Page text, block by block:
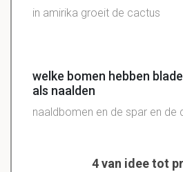
in amirika groeit de cactus
welke bomen hebben
als naalden
naaldbomen en de spar en de
4 van idee tot